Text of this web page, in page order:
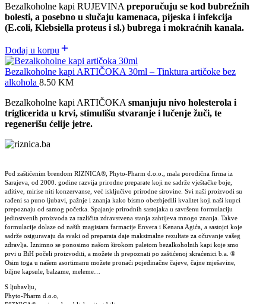
Bezalkoholne kapi RUJEVINA preporučuju se kod bubrežnih
bolesti, a posebno u slučaju kamenaca, pijeska i infekcija
(E.coli, Klebsiella proteus i sl.) bubrega i mokraćnih kanala.
Dodaj u korpu
Bezalkoholne kapi ARTIČOKA 30ml – Tinktura artičoke bez
alkohola 8.50 KM
Bezalkoholne kapi ARTIČOKA smanjuju nivo holesterola i
triglicerida u krvi, stimulišu stvaranje i lučenje žuči, te
regenerišu ćelije jetre.
Pod zaštićenim brendom RIZNICA®, Phyto-Pharm d.o.o., mala porodična firma iz
Sarajeva, od 2000. godine razvija prirodne preparate koji ne sadrže vještačke boje,
aditive, mirise niti konzervanse, već isključivo prirodne sirovine. Svi naši proizvodi su
rađeni sa puno ljubavi, pažnje i znanja kako bismo obezbjedili kvalitet koji naši kupci
prepoznaju od samog početka. Spajanje prirodnih sastojaka u savršenu formulaciju
jedinstvenih proizvoda za različita zdravstvena stanja zahtijeva mnogo znanja. Takve
formulacije dolaze od naših magistara farmacije Envera i Kenana Agića, a sastojci koje
sadrže osiguravaju da svaki od preparata daje maksimalne rezultate za očuvanje vašeg
zdravlja. Iznimno se ponosimo našom širokom paletom bezalkoholnih kapi koje smo
prvi u BiH počeli proizvoditi, a možete ih prepoznati po zaštićenoj skraćenici b.a. ®
Osim toga u našem asortimanu možete pronaći pojedinačne čajeve, čajne mješavine,
biljne kapsule, balzame, meleme…
S ljubavlju,
Phyto-Pharm d.o.o,